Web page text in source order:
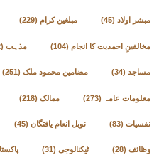
مبشر اولاد(45) مبلغین کرام (229)
مخالفینِ احمدیت کا انجام (104) مذہب(52)
مساجد(34) مضامین محمود ملک(251)
معلومات عامہ (273) ممالک(218)
نفسیات(83) نوبل انعام یافتگان(45)
وظائف(28) ٹیکنالوجی(31)